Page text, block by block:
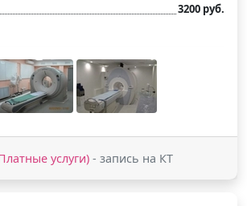
3200 руб.
услуги) - запись на КТ